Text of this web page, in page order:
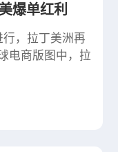
爆单红利
，拉丁美洲再
电商版图中，拉